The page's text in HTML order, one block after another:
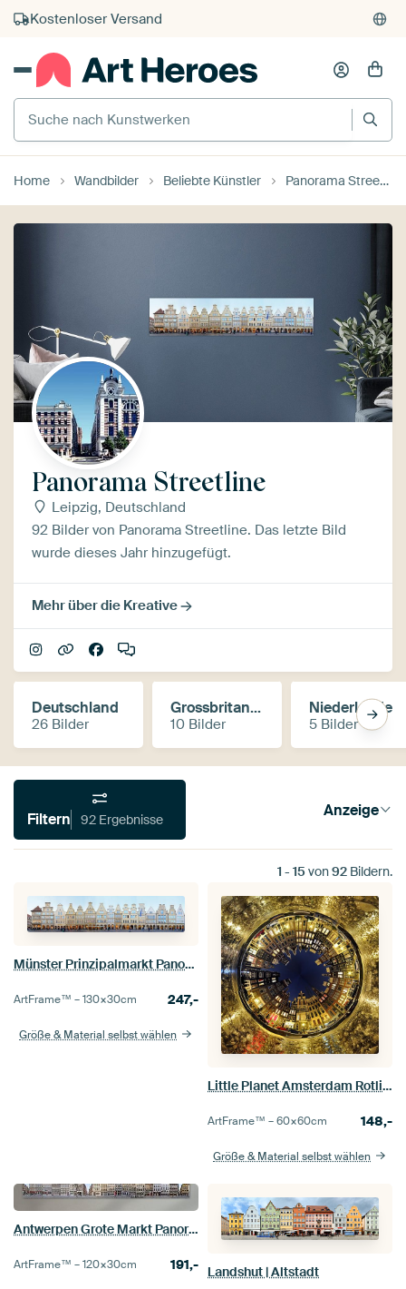
Kauf auf Rechnung
Individueller Druck auf Bestellung
Suche nach Kunstwerken
Home Wandbilder Beliebte Künstler Panorama Streetline
Panorama Streetline
Leipzig, Deutschland
92 Bilder von Panorama Streetline. Das letzte Bild
wurde dieses Jahr hinzugefügt.
Mehr über die Kreative
Deutschland
26 Bilder
Grossbritannien
10 Bilder
Niederlande
5 Bilder
Filtern 92 Ergebnisse Anzeige
1 - 15von92 Bildern.
Münster Prinzipalmarkt Panorama
ArtFrame™ –130×30cm 247,-
Größe & Material selbst wählen
Little Planet Amsterdam Rotlichtbezirk
ArtFrame™ –60×60cm 148,-
Größe & Material selbst wählen
Antwerpen Grote Markt Panorama
ArtFrame™ –120×30cm 191,- Landshut | Altstadt